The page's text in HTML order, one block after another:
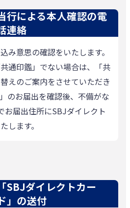
行による本人確認の電
連絡
み意思の確認をいたします。
通印鑑」でない場合は、「共
えのご案内をさせていただき
のお届出を確認後、不備がな
お届出住所にSBJダイレクト
します。
「SBJダイレクトカー
」の送付